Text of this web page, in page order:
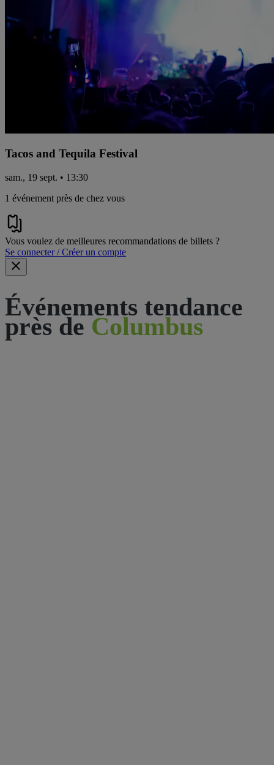
Tacos and Tequila Festival
sam., 19 sept. • 13:30
1 événement près de chez vous
Vous voulez de meilleures recommandations de billets ?
Se connecter / Créer un compte
Événements tendance
près de Columbus